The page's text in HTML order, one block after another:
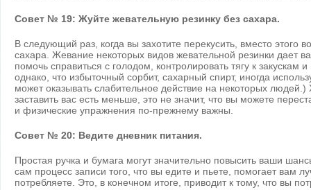
Совет № 19: Жуйте жевательную резинку без сахара.
В следующий раз, когда вы захотите перекусить, вместо этого
сахара. Жевание некоторых видов жевательной резинки дает
помочь справиться с голодом, контролировать тягу к закускам
однако, что избыточный сорбит, сахарный спирт, иногда
может оказывать слабительное действие на некоторых
заставить вас есть меньше, это не значит, что вы можете
и физические упражнения по-прежнему важны.
Совет № 20: Ведите дневник питания.
Простая ручка и бумага могут значительно повысить ваши
сам процесс записи того, что вы едите и пьете, помогает вам
потребляете. Это, в конечном итоге, приводит к тому, что вы